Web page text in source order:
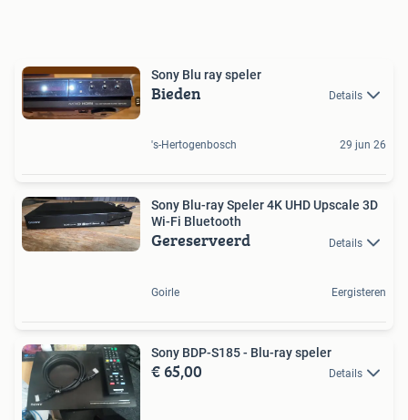
Sony Blu ray speler
Bieden Details
's-Hertogenbosch 29 jun 26
Sony Blu-ray Speler 4K UHD Upscale 3D
Wi-Fi Bluetooth
Gereserveerd Details
Goirle Eergisteren
Sony BDP-S185 - Blu-ray speler
€ 65,00 Details